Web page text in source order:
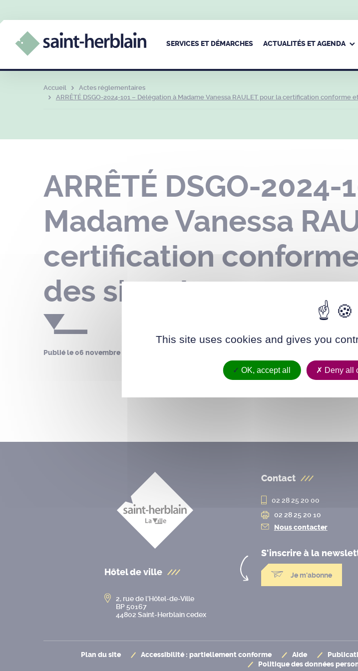
SERVICES ET DÉMARCHES ACTUALITÉS ET AGENDA
Accueil
Actes réglementaires
ARRÊTÉ DSGO-2024-101 – Délégation à Madame Vanessa RAULET pour la certification conforme
ARRÊTÉ DSGO-
Madame Vanessa
certification
des signatures
Publié le06 novembre 2024
Hôtel de ville
2, rue de l’Hôtel-de-Ville
BP 50167
44802 Saint-Herblain cedex
Contact
02 28 25 20 00
02 28 25 20 10
Nous contacter
S'inscrire à la
Je m'abonne
Plan du site Accessibilité : partiellement conforme Aide
Politique des données
This site uses cookies and gives you
OK, accept all Deny all